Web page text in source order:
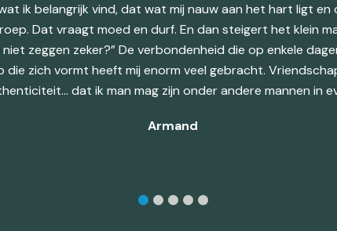
ik belangrijk vind, dat wat mij nauw aan het hart ligt en
Dat vraagt moed en durf. En dan steigert het klein
zeggen zeker?” De verbondenheid die op enkele
die zich vormt heeft mij enorm veel gebracht.
dat ik man mag zijn onder andere mannen in
Armand